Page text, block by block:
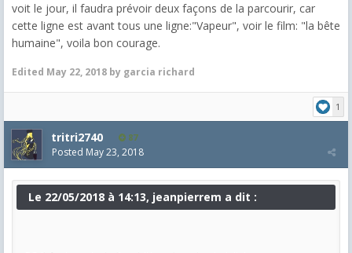
voit le jour, il faudra prévoir deux façons de la parcourir, car
cette ligne est avant tous une ligne:"Vapeur", voir le film: "la bête
humaine", voila bon courage.
Edited May 22, 2018 by garcia richard
1
tritri2740 87
Posted May 23, 2018
Le 22/05/2018 à 14:13, jeanpierrem a dit :